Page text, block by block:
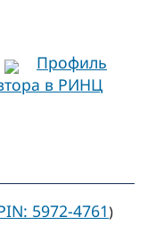
Профиль
в РИНЦ
5972-4761)